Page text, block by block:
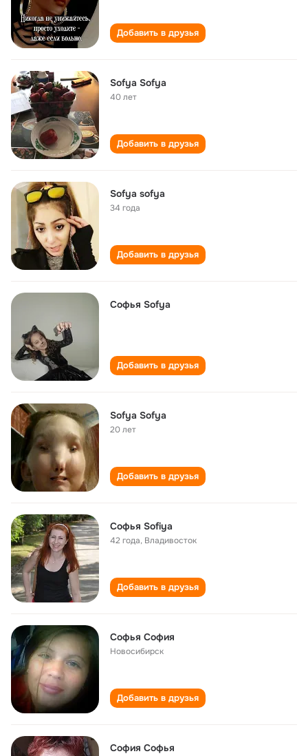
Добавить в друзья
Sofya Sofya
40 лет
Добавить в друзья
Sofya sofya
34 года
Добавить в друзья
Софья Sofya
Добавить в друзья
Sofya Sofya
20 лет
Добавить в друзья
Софья Sofiya
42 года, Владивосток
Добавить в друзья
Софья София
Новосибирск
Добавить в друзья
София Софья